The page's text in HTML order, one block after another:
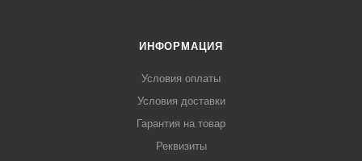
ИНФОРМАЦИЯ
Условия оплаты
Условия доставки
Гарантия на товар
Реквизиты